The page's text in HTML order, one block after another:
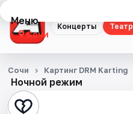
Концерты Театр
Меню
Сочи
Концерты
Театр
Ночной режим
Сочи Картинг DRM Karting